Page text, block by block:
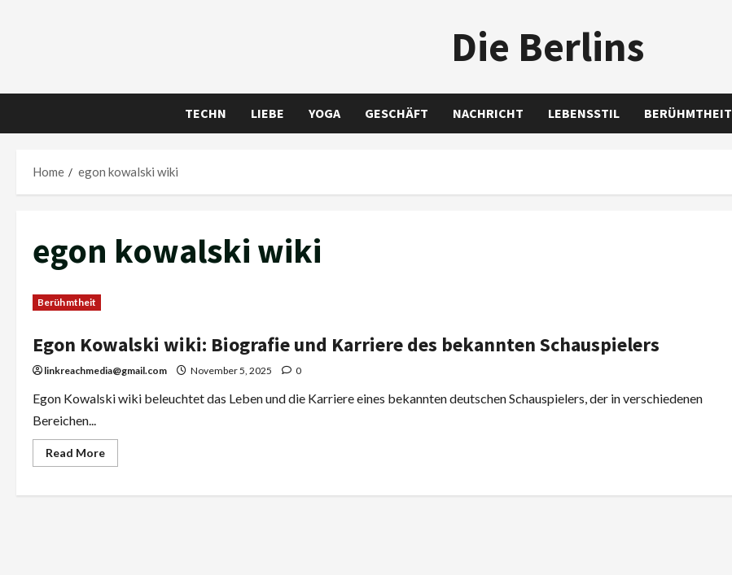
Die Berlins
TECHN LIEBE YOGA GESCHÄFT NACHRICHT LEBENSSTIL BERÜHMTHEIT
Home egon kowalski wiki
egon kowalski wiki
Berühmtheit
Egon Kowalski wiki: Biografie und Karriere des bekannten Schauspielers
linkreachmedia@gmail.com November 5, 2025 0
Egon Kowalski wiki beleuchtet das Leben und die Karriere eines bekannten deutschen Schauspielers, der in verschiedenen
Bereichen...
Read MoreRead
more
Kowalski